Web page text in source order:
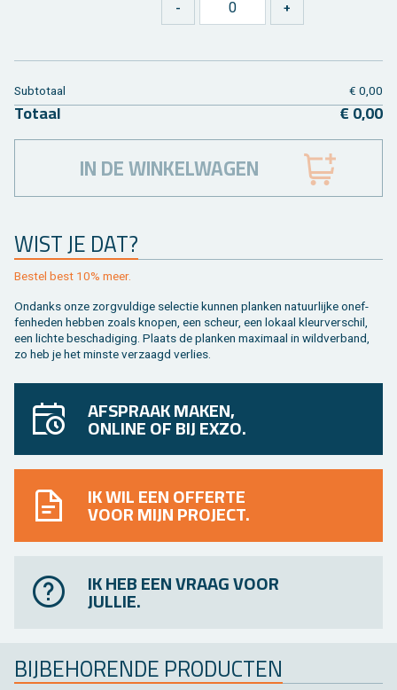
WIST JE DAT?
Be­stel best 10% meer.
On­danks onze zorg­vul­di­ge se­lec­tie kun­nen plan­ken na­tuur­lij­ke on­ef­
fen­he­den heb­ben zoals kno­pen, een scheur, een lo­kaal kleur­ver­schil,
een lich­te be­scha­di­ging. Plaats de plan­ken maxi­maal in wild­ver­band,
zo heb je het min­ste ver­zaagd ver­lies.
Sub­to­taal € 0,00
To­taal € 0,00
IN DE WINKELWAGEN
AFSPRAAK MAKEN,
ONLINE OF BIJ EXZO.
IK WIL EEN OFFERTE
VOOR MIJN PROJECT.
IK HEB EEN VRAAG VOOR
JULLIE.
BIJ­BE­HO­REN­DE PRO­DUC­TEN